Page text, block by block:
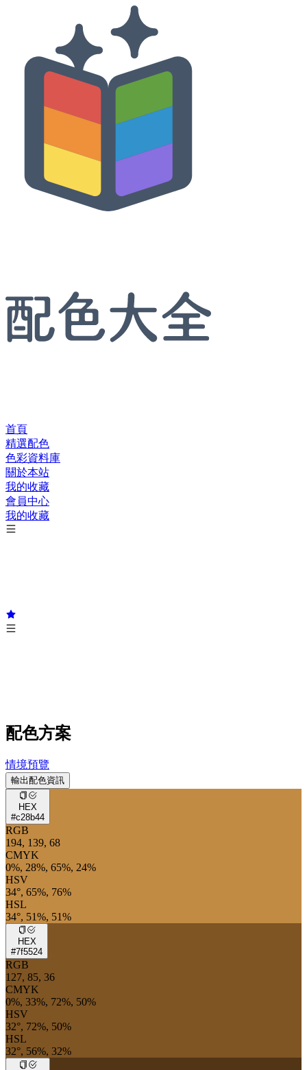
首頁
精選配色
色彩資料庫
關於本站
我的收藏
會員中心
我的收藏
配色方案
情境預覽
輸出配色資訊
HEX
#c28b44
RGB
194, 139, 68
CMYK
0%, 28%, 65%, 24%
HSV
34°, 65%, 76%
HSL
34°, 51%, 51%
HEX
#7f5524
RGB
127, 85, 36
CMYK
0%, 33%, 72%, 50%
HSV
32°, 72%, 50%
HSL
32°, 56%, 32%